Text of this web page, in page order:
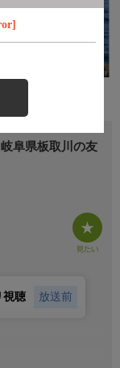
阜県板取川の友
視聴 放送前